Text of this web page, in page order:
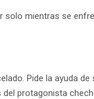
solo mientras se
Pide la ayuda
protagonista